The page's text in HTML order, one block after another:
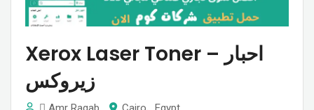
Xerox Laser Toner – احبار
زيروكس